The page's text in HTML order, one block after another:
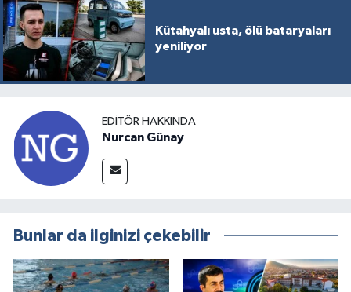
Kütahyalı usta, ölü bataryaları
yeniliyor
EDITÖR HAKKINDA
Nurcan Günay
Bunlar da ilginizi çekebilir